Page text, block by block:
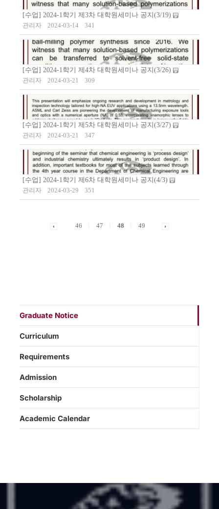
[수업] 2024-1학기 제3차 대학원세미나 공지(3/19)
관리자
2024-03-14 341
[수업] 2024-1학기 제4차 대학원세미나 공지(3/26)
관리자
2024-03-21 309
[수업] 2024-1학기 제5차 대학원세미나 공지(3/27)
관리자
2024-03-21 347
[수업] 2024-1학기 제6차 대학원세미나 공지(4/3)
관리자
2024-03-29 351
46 47 48 49
Graduate Notice
Curriculum
Requirements
Admission
Scholarship
Academic Calendar